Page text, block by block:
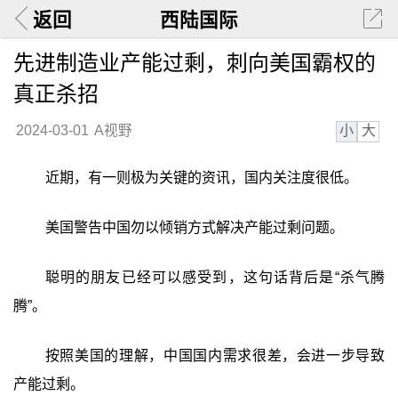
返回 西陆国际
先进制造业产能过剩，刺向美国霸权的
真正杀招
2024-03-01 A视野 小 大
近期，有一则极为关键的资讯，国内关注度很低。
美国警告中国勿以倾销方式解决产能过剩问题。
聪明的朋友已经可以感受到，这句话背后是“杀气腾
腾”。
按照美国的理解，中国国内需求很差，会进一步导致
产能过剩。